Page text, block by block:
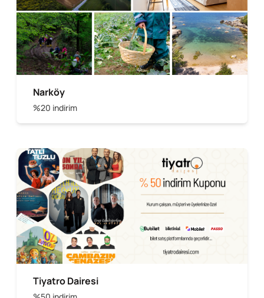
Narköy
%20 indirim
Tiyatro Dairesi